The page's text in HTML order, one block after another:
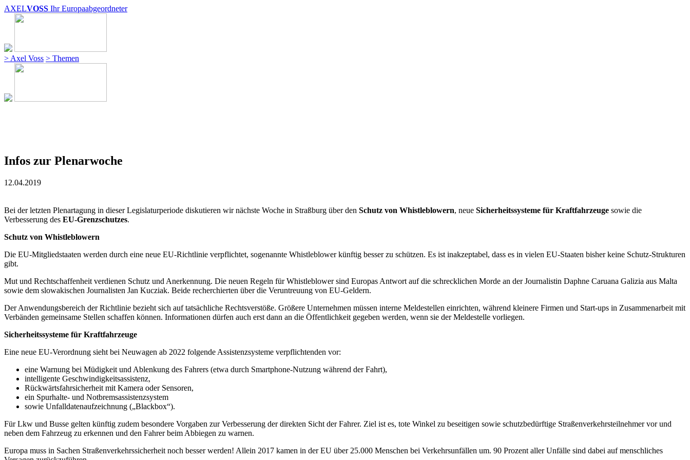
AXELVOSS Ihr Europaabgeordneter
> Axel Voss > Themen
Infos zur Plenarwoche
12.04.2019
Bei der letzten Plenartagung in dieser Legislaturperiode diskutieren wir nächste Woche in Straßburg über den Schutz von Whistleblowern, neue Sicherheitssysteme für Kraftfahrzeuge sowie die
Verbesserung des EU-Grenzschutzes.
Schutz von Whistleblowern
Die EU-Mitgliedstaaten werden durch eine neue EU-Richtlinie verpflichtet, sogenannte Whistleblower künftig besser zu schützen. Es ist inakzeptabel, dass es in vielen EU-Staaten bisher keine Schutz-Strukturen
gibt.
Mut und Rechtschaffenheit verdienen Schutz und Anerkennung. Die neuen Regeln für Whistleblower sind Europas Antwort auf die schrecklichen Morde an der Journalistin Daphne Caruana Galizia aus Malta
sowie dem slowakischen Journalisten Jan Kucziak. Beide recherchierten über die Veruntreuung von EU-Geldern.
Der Anwendungsbereich der Richtlinie bezieht sich auf tatsächliche Rechtsverstöße. Größere Unternehmen müssen interne Meldestellen einrichten, während kleinere Firmen und Start-ups in Zusammenarbeit mit
Verbänden gemeinsame Stellen schaffen können. Informationen dürfen auch erst dann an die Öffentlichkeit gegeben werden, wenn sie der Meldestelle vorliegen.
Sicherheitssysteme für Kraftfahrzeuge
Eine neue EU-Verordnung sieht bei Neuwagen ab 2022 folgende Assistenzsysteme verpflichtenden vor:
eine Warnung bei Müdigkeit und Ablenkung des Fahrers (etwa durch Smartphone-Nutzung während der Fahrt),
intelligente Geschwindigkeitsassistenz,
Rückwärtsfahrsicherheit mit Kamera oder Sensoren,
ein Spurhalte- und Notbremsassistenzsystem
sowie Unfalldatenaufzeichnung („Blackbox“).
Für Lkw und Busse gelten künftig zudem besondere Vorgaben zur Verbesserung der direkten Sicht der Fahrer. Ziel ist es, tote Winkel zu beseitigen sowie schutzbedürftige Straßenverkehrsteilnehmer vor und
neben dem Fahrzeug zu erkennen und den Fahrer beim Abbiegen zu warnen.
Europa muss in Sachen Straßenverkehrssicherheit noch besser werden! Allein 2017 kamen in der EU über 25.000 Menschen bei Verkehrsunfällen um. 90 Prozent aller Unfälle sind dabei auf menschliches